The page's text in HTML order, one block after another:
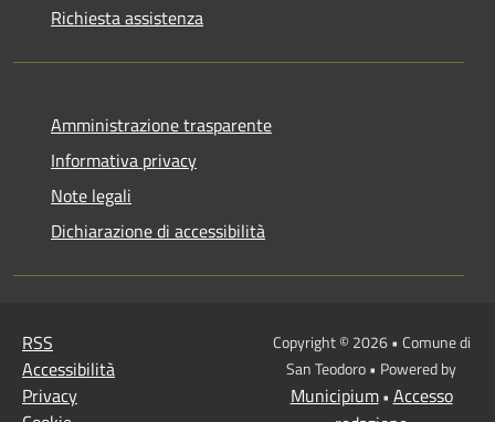
Richiesta assistenza
Amministrazione trasparente
Informativa privacy
Note legali
Dichiarazione di accessibilità
RSS
Accessibilità
Privacy
Copyright © 2026 • Comune di
San Teodoro • Powered by
Municipium• Accesso